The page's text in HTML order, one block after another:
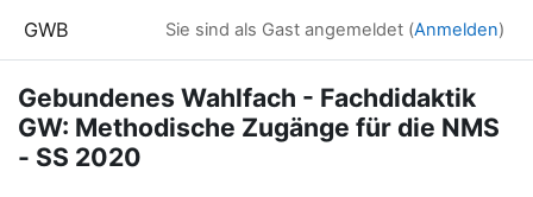
GWB Sie sind als Gast angemeldet (Anmelden)
Gebundenes Wahlfach - Fachdidaktik
GW: Methodische Zugänge für die NMS
- SS 2020